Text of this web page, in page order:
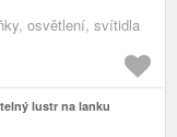
osvětlení, svítidla
lustr na lanku